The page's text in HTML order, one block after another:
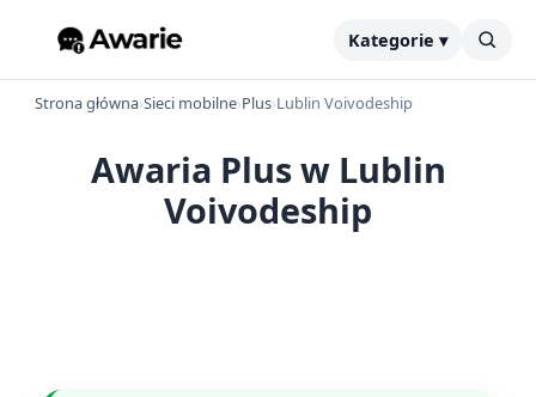
Kategorie ▾
Strona główna›Sieci mobilne›Plus›Lublin Voivodeship
Awaria Plus w Lublin
Voivodeship